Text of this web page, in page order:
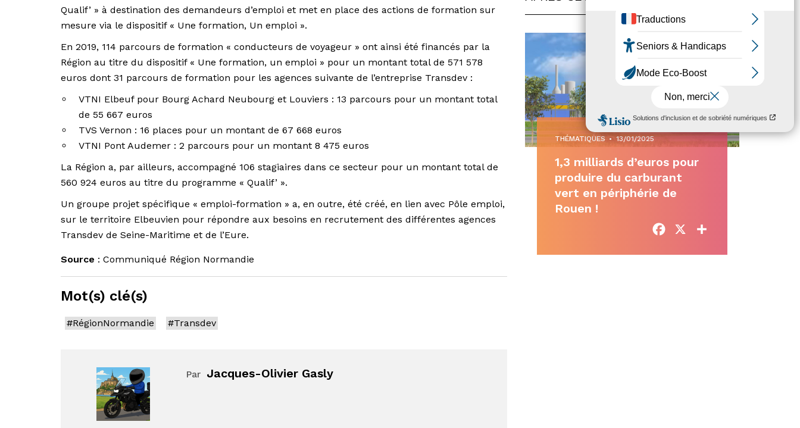
Qualif’ » à destination des demandeurs d’emploi et met en place des actions de formation sur
mesure via le dispositif « Une formation, Un emploi ».
En 2019, 114 parcours de formation « conducteurs de voyageur » ont ainsi été financés par la
Région au titre du dispositif « Une formation, un emploi » pour un montant total de 571 578
euros dont 31 parcours de formation pour les agences suivante de l’entreprise Transdev :
VTNI Elbeuf pour Bourg Achard Neubourg et Louviers : 13 parcours pour un montant total
de 55 667 euros
TVS Vernon : 16 places pour un montant de 67 668 euros
VTNI Pont Audemer : 2 parcours pour un montant 8 475 euros
La Région a, par ailleurs, accompagné 106 stagiaires dans ce secteur pour un montant total de
560 924 euros au titre du programme « Qualif’ ».
Un groupe projet spécifique « emploi-formation » a, en outre, été créé, en lien avec Pôle emploi,
sur le territoire Elbeuvien pour répondre aux besoins en recrutement des différentes agences
Transdev de Seine-Maritime et de l’Eure.
Source : Communiqué Région Normandie
Mot(s) clé(s)
#RégionNormandie #Transdev
Par Jacques-Olivier Gasly
THÉMATIQUES • 13/01/2025
1,3 milliards d’euros pour
produire du carburant
vert en périphérie de
Rouen !
Facebook